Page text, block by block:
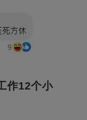
作12个小